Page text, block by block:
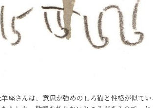
さんは、意思が強めのしろ猫と性格が似てい